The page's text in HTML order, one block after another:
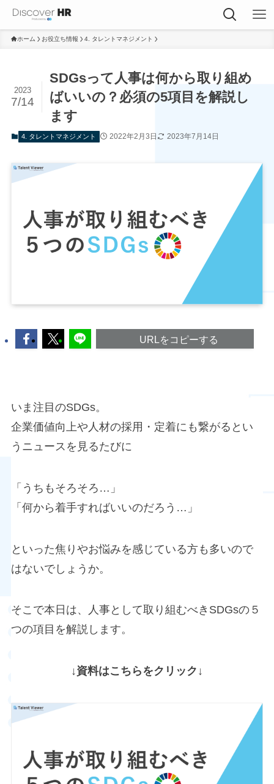
ホーム お役立ち情報 4. タレントマネジメント
SDGsって人事は何から取り組め
ばいいの？必須の5項目を解説し
ます
2023
7/14
4. タレントマネジメント 2022年2月3日 2023年7月14日
URLをコピーする
いま注目のSDGs。
企業価値向上や人材の採用・定着にも繋がるとい
うニュースを見るたびに
「うちもそろそろ…」
「何から着手すればいいのだろう…」
といった焦りやお悩みを感じている方も多いので
はないでしょうか。
そこで本日は、人事として取り組むべきSDGsの５
つの項目を解説します。
↓資料はこちらをクリック↓